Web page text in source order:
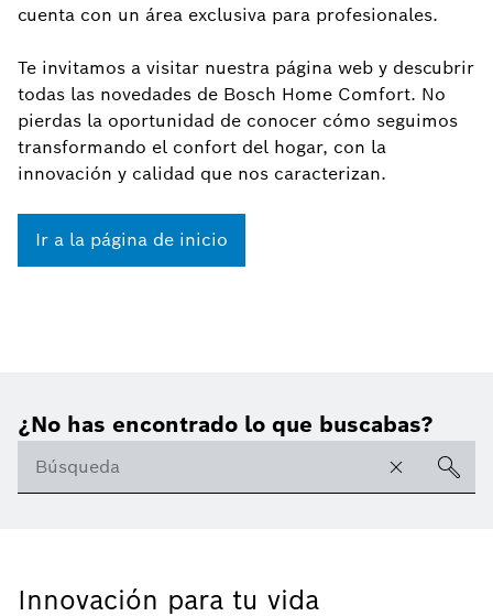
cuenta con un área exclusiva para profesionales.
Te invitamos a visitar nuestra página web y descubrir
todas las novedades de Bosch Home Comfort. No
pierdas la oportunidad de conocer cómo seguimos
transformando el confort del hogar, con la
innovación y calidad que nos caracterizan.
Ir a la página de inicio
¿No has encontrado lo que buscabas?
Innovación para tu vida